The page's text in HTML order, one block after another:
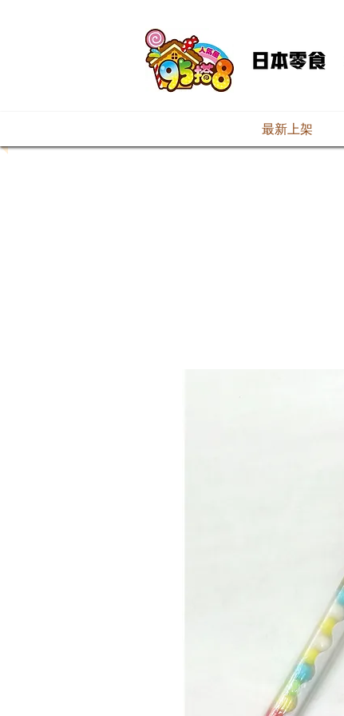
最新上架